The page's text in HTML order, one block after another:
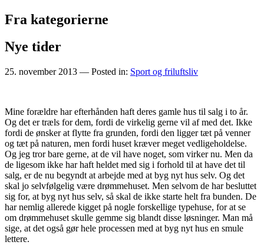
Fra kategorierne
Nye tider
25. november 2013 — Posted in: Sport og friluftsliv
Mine forældre har efterhånden haft deres gamle hus til salg i to år.
Og det er træls for dem, fordi de virkelig gerne vil af med det. Ikke
fordi de ønsker at flytte fra grunden, fordi den ligger tæt på venner
og tæt på naturen, men fordi huset kræver meget vedligeholdelse.
Og jeg tror bare gerne, at de vil have noget, som virker nu. Men da
de ligesom ikke har haft heldet med sig i forhold til at have det til
salg, er de nu begyndt at arbejde med at byg nyt hus selv. Og det
skal jo selvfølgelig være drømmehuset. Men selvom de har besluttet
sig for, at byg nyt hus selv, så skal de ikke starte helt fra bunden. De
har nemlig allerede kigget på nogle forskellige typehuse, for at se
om drømmehuset skulle gemme sig blandt disse løsninger. Man må
sige, at det også gør hele processen med at byg nyt hus en smule
lettere.